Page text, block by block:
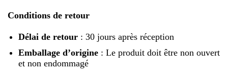
Conditions de retour
Délai de retour: 30 jours après réception
Emballage d’origine: Le produit doit être non ouvert
et non endommagé